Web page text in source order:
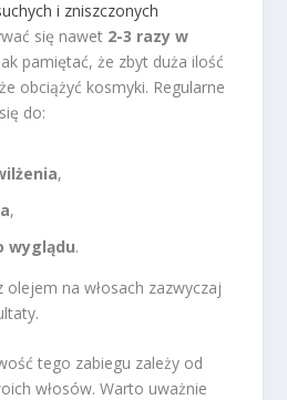
i zniszczonych
się nawet 2-3 razy w
pamiętać, że zbyt duża ilość
obciążyć kosmyki. Regularne
do:
,
,
wyglądu.
olejem na włosach zazwyczaj
tego zabiegu zależy od
włosów. Warto uważnie